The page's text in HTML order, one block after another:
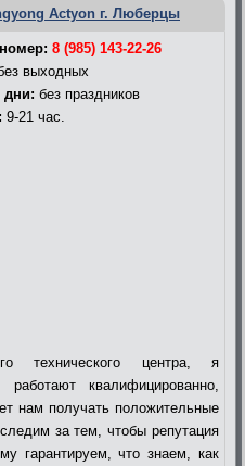
Actyon г. Люберцы
8 (985) 143-22-26
выходных
дни: без праздников
9-21 час.
технического центра, я
квалифицированно,
нам получать положительные
за тем, чтобы репутация
гарантируем, что знаем, как